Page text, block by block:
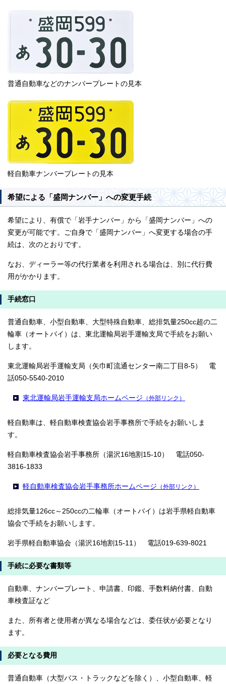
普通自動車などのナンバープレートの見本
軽自動車ナンバープレートの見本
希望による「盛岡ナンバー」への変更手続
希望により、有償で「岩手ナンバー」から「盛岡ナンバー」への
変更が可能です。ご自身で「盛岡ナンバー」へ変更する場合の手
続は、次のとおりです。
なお、ディーラー等の代行業者を利用される場合は、別に代行費
用がかかります。
手続窓口
普通自動車、小型自動車、大型特殊自動車、総排気量250cc超の二
輪車（オートバイ）は、東北運輸局岩手運輸支局で手続をお願い
します。
東北運輸局岩手運輸支局（矢巾町流通センター南二丁目8-5） 電
話050-5540-2010
東北運輸局岩手運輸支局ホームページ （外部リンク）
軽自動車は、軽自動車検査協会岩手事務所で手続をお願いしま
す。
軽自動車検査協会岩手事務所（湯沢16地割15-10） 電話050-
3816-1833
軽自動車検査協会岩手事務所ホームページ （外部リンク）
総排気量126cc～250ccの二輪車（オートバイ）は岩手県軽自動車
協会で手続をお願いします。
岩手県軽自動車協会（湯沢16地割15-11） 電話019-639-8021
手続に必要な書類等
自動車、ナンバープレート、申請書、印鑑、手数料納付書、自動
車検査証など
また、所有者と使用者が異なる場合などは、委任状が必要となり
ます。
必要となる費用
普通自動車（大型バス・トラックなどを除く）、小型自動車、軽